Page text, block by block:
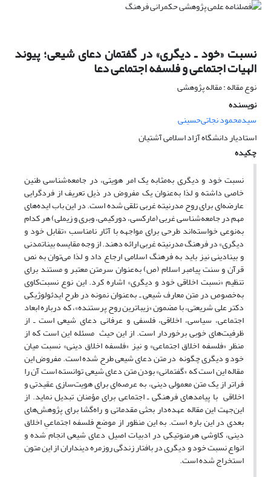
نسبت «خود ـ دیگری» در گفتمان دعای شیعی؛ پیوند
الهیات اجتماعی و فلسفه اجتماعی دعا
نوع مقاله : مقاله پژوهشی
نویسنده
سیدمحمود نجاتی‌حسینی
استادیار دانشگاه آزاد اسلامی آشتیان
چکیده
نسبت خود و دیگری به‌مثابه یک امر هویتی، در جامعه‌شناسی طنین
خاصی داشته و لذا به‌عنوان یک مفروض در ذیل تعریف از فردگرایی
عارضه‌ای برای روح مدرنیته غربی تلقی شده است. در این باب ایده‌های
مهم در جامعه‌شناسی غربی (مارکسی، دورکیمی، وبری و زیملی) هر کدام
به‌نوعی خواسته‌اند طرحی برای مواجهه با آثار نامناسب «تقابل خود و
دیگری»‌ در فرهنگ مدرنیته غربی ارائه دهند. از وجه مقایسه بیناتمدنی
و بینادینی نیز باید به فرهنگ اسلامی ارجاع داد و لذا می‌توان به نص
قرآن و سنت پیامبر اسلام (ص) به‌عنوان سرمتن معتبر و مستند برای
تنظیم «نسبت اخلاقی خود و دیگری» اشاره کرد. این نوع نسبت‌کاوی
به‌خصوص در متن معارف شیعی ـ به‌عنوان نمونه در طرح ایدئولوژیکی
دکتر علی شریعتی، با مضمون «زیباترین روح پرستنده»، که درباره ابعاد
اجتماعی، سیاسی، اخلاقی، فلسفی و عرفانی دعای شیعی است ـ از
ظرفیت‌های خوبی برخوردار است. از این حیث مسئله این است که از
منظر «فلسفه اخلاق اجتماعی» و نیز «فلسفه اخلاق دینی» نسبت میان
خود و دیگری چگونه در متن دعای شیعی طرح شده است. مفروض این
مقاله این است که «گفتمانی» بودن متن دعای شیعی توانسته است آن را
فراتر از یک متن معمولی دینی، به عرصه‌ای برای هویت‌سازی عقیدتی و
اخلاقی با پیامدهای فرهنگی ـ اجتماعی برای مؤمنان تبدیل نماید. از
این‌جهت این مقاله عهده‌دار بحثی مقدماتی و راه‌گشا برای پژوهش‌های
بعدی در این باره است. به این منظور از موضع فلسفه اجتماعیِ اخلاق
دینی، کاوشی هرمنوتیکی در ادبیات اصیل دعای شیعی انجام شده و
انواع نسبت خود و دیگری در بافتار زندگی روزمره دینداران از این متون
استخراج شده است.